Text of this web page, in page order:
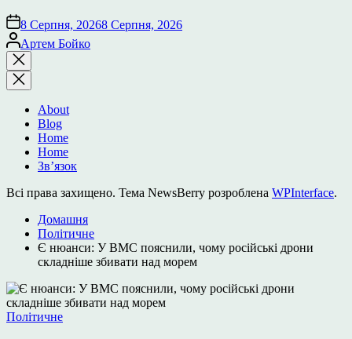
8 Серпня, 20268 Серпня, 2026
Опубліковано
Артем Бойко
Закрити
пошук
About
Blog
Home
Home
Зв’язок
Всі права захищено. Тема NewsBerry розроблена WPInterface.
Домашня
Політичне
Є нюанси: У ВМС пояснили, чому російські дрони
складніше збивати над морем
Опублікувати
Політичне